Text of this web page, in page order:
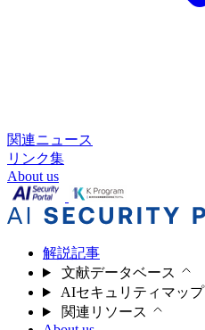
関連ニュース
リンク集
About us
解説記事
文献データベース
AIセキュリティマップ
関連リソース